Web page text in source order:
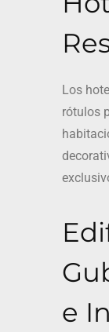
Los
rótulos
e